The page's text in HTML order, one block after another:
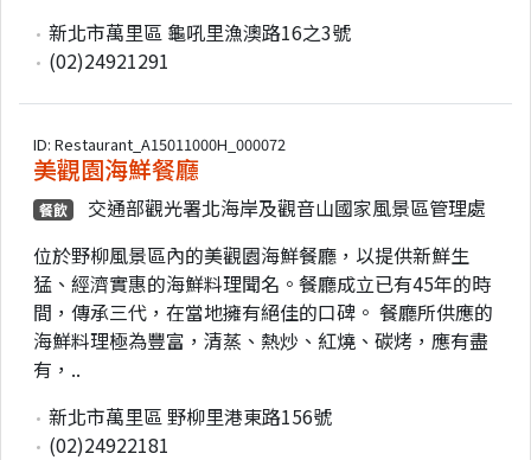
新北市萬里區 龜吼里漁澳路16之3號
(02)24921291
ID: Restaurant_A15011000H_000072
美觀園海鮮餐廳
餐飲
交通部觀光署北海岸及觀音山國家風景區管理處
位於野柳風景區內的美觀園海鮮餐廳，以提供新鮮生
猛、經濟實惠的海鮮料理聞名。餐廳成立已有45年的時
間，傳承三代，在當地擁有絕佳的口碑。 餐廳所供應的
海鮮料理極為豐富，清蒸、熱炒、紅燒、碳烤，應有盡
有，..
新北市萬里區 野柳里港東路156號
(02)24922181